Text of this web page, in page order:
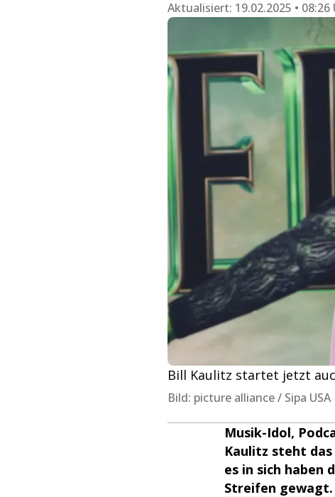
Aktualisiert: 19.02.2025 • 08:26
Bill Kaulitz startet jetzt
Bild: picture alliance / Sipa USA
Musik-Idol,
Kaulitz steht
es in sich haben
Streifen gewagt.